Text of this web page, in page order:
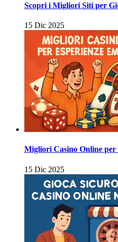
Scopri i Migliori Siti per
15 Dic 2025
Migliori Casino Online per
15 Dic 2025